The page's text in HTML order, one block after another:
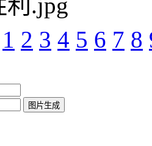
1 2 3 4 5 6 7 8